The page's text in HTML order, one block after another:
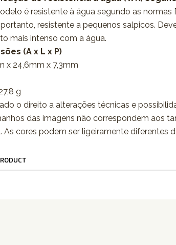
é resistente à água segundo as normas
resistente a pequenos salpicos.
mais intenso com a água.
(A x L x P)
x 24,6mm x 7,3mm
g
o direito a alterações técnicas e
das imagens não correspondem aos
As cores podem ser ligeiramente diferentes